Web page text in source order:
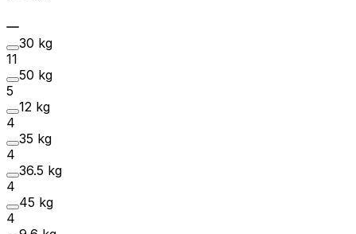
30 kg
11
50 kg
5
12 kg
4
35 kg
4
36.5 kg
4
45 kg
4